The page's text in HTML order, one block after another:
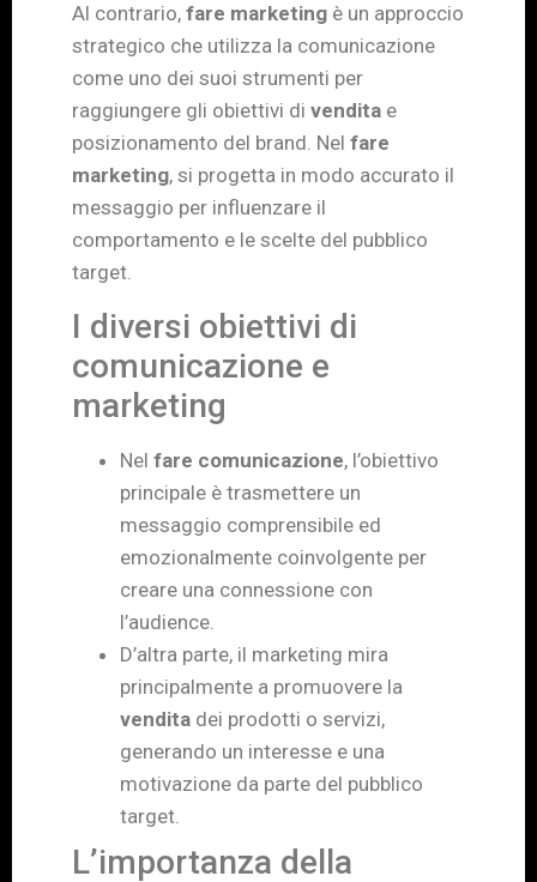
Al contrario, fare marketing è un approccio
strategico che utilizza la comunicazione
come uno dei suoi strumenti per
raggiungere gli obiettivi di vendita e
posizionamento del brand. Nel fare
marketing, si progetta in modo accurato il
messaggio per influenzare il
comportamento e le scelte del pubblico
target.
I diversi obiettivi di
comunicazione e
marketing
Nel fare comunicazione, l’obiettivo
principale è trasmettere un
messaggio comprensibile ed
emozionalmente coinvolgente per
creare una connessione con
l’audience.
D’altra parte, il marketing mira
principalmente a promuovere la
vendita dei prodotti o servizi,
generando un interesse e una
motivazione da parte del pubblico
target.
L’importanza della